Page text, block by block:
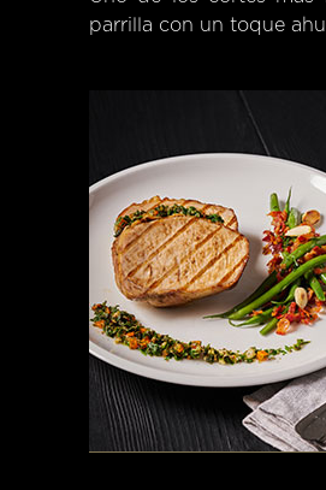
parrilla con un toque